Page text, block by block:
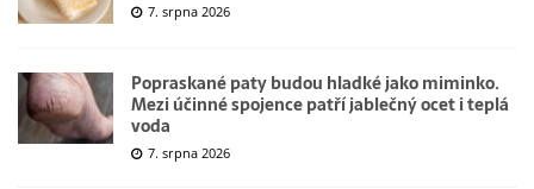
7. srpna 2026
Popraskané paty budou hladké jako miminko.
Mezi účinné spojence patří jablečný ocet i teplá
voda
7. srpna 2026